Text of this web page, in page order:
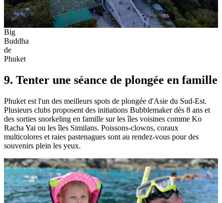
Big
Buddha
de
Phuket
9. Tenter une séance de plongée en famille
Phuket est l'un des meilleurs spots de plongée d'Asie du Sud-Est.
Plusieurs clubs proposent des initiations Bubblemaker dès 8 ans et
des sorties snorkeling en famille sur les îles voisines comme Ko
Racha Yai ou les îles Similans. Poissons-clowns, coraux
multicolores et raies pastenagues sont au rendez-vous pour des
souvenirs plein les yeux.